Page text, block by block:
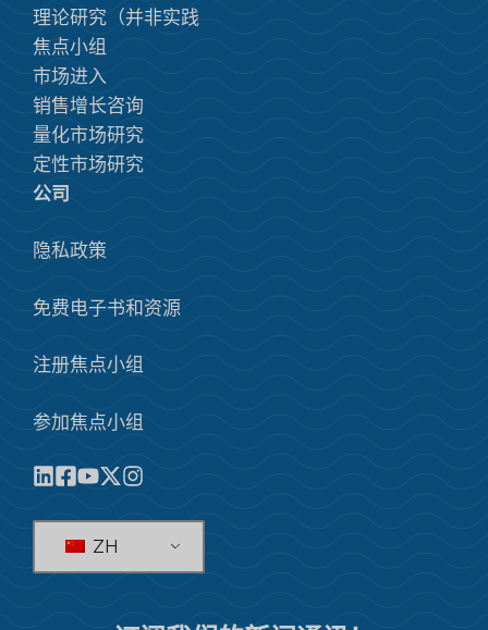
理论研究（并非实践
焦点小组
市场进入
销售增长咨询
量化市场研究
定性市场研究
公司
隐私政策
免费电子书和资源
注册焦点小组
参加焦点小组
ZH